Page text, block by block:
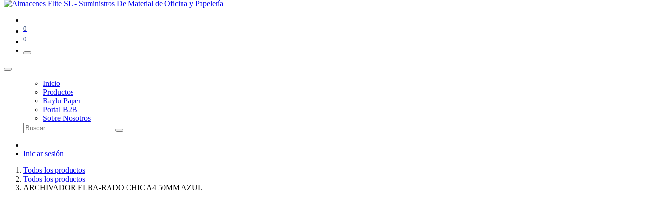
0
0
Inicio
Productos
Raylu Paper
Portal B2B
Sobre Nosotros
Iniciar sesión
Todos los productos
Todos los productos
ARCHIVADOR ELBA-RADO CHIC A4 50MM AZUL